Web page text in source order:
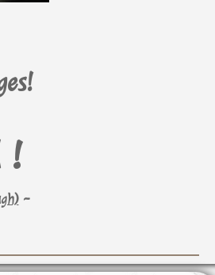
!
~